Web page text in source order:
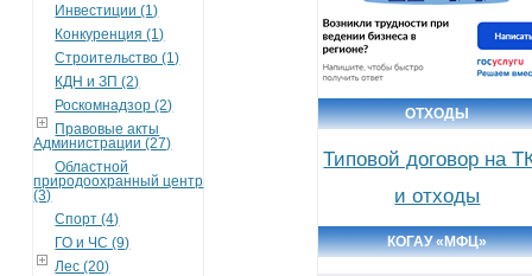
Инвестиции (1)
Конкуренция (1)
Строительство (1)
КДН и ЗП (2)
Роскомнадзор (2)
Правовые акты
Администрации (27)
Областной
природоохранный центр
(3)
Спорт (4)
ГО и ЧС (9)
Лес (20)
ОТХОДЫ
Типовой договор на
и отходы
КОГАУ «МФЦ»